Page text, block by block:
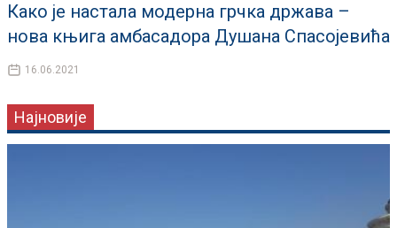
Како је настала модерна грчка држава –
нова књига амбасадора Душана Спасојевића
16.06.2021
Најновије